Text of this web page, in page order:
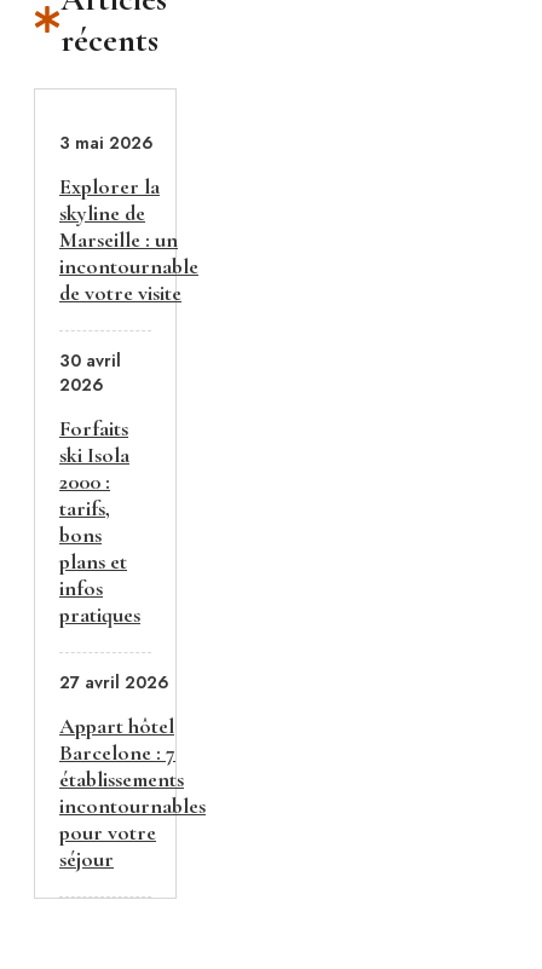
récents
3 mai 2026
Explorer la
skyline de
Marseille : un
incontournable
de votre visite
30 avril
2026
Forfaits
ski Isola
2000 :
tarifs,
bons
plans et
infos
pratiques
27 avril 2026
Appart hôtel
Barcelone : 7
établissements
incontournables
pour votre
séjour